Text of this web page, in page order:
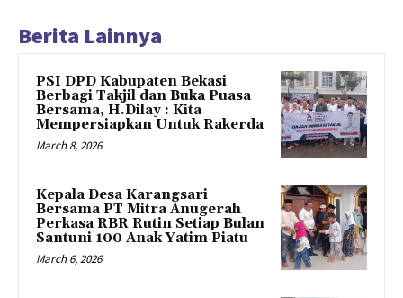
Berita Lainnya
PSI DPD Kabupaten Bekasi
Berbagi Takjil dan Buka Puasa
Bersama, H.Dilay : Kita
Mempersiapkan Untuk Rakerda
March 8, 2026
Kepala Desa Karangsari
Bersama PT Mitra Anugerah
Perkasa RBR Rutin Setiap Bulan
Santuni 100 Anak Yatim Piatu
March 6, 2026